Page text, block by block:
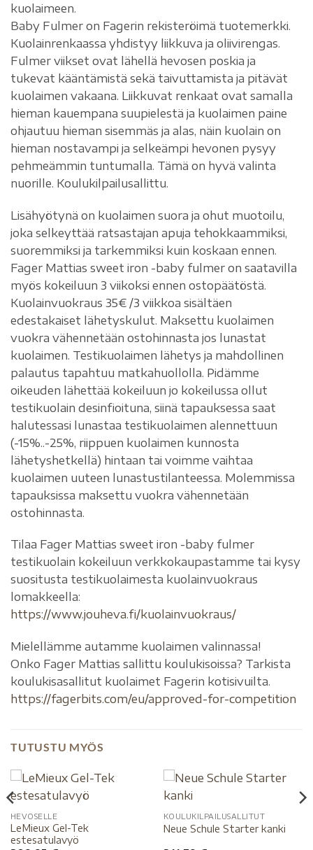
kuolaimeen.
Baby Fulmer on Fagerin rekisteröimä tuotemerkki.
Kuolainrenkaassa yhdistyy liikkuva ja oliivirengas.
Fulmer viikset ovat lähellä hevosen poskia ja
tukevat kääntämistä sekä taivuttamista ja pitävät
kuolaimen vakaana. Liikkuvat renkaat ovat samalla
hieman kauempana suupielestä ja kuolaimen paine
ohjautuu hieman sisemmäs ja alas, näin kuolain on
hieman nostavampi ja selkeämpi hevonen pysyy
pehmeämmin tuntumalla. Tämä on hyvä valinta
nuorille. Koulukilpailusallittu.
Lisähyötynä on kuolaimen suora ja ohut muotoilu,
joka selkeyttää ratsastajan apuja tehokkaammiksi,
suoremmiksi ja tarkemmiksi kuin koskaan ennen.
Fager Mattias sweet iron -baby fulmer on saatavilla
myös kokeiluun 3 viikoksi ennen ostopäätöstä.
Kuolainvuokraus 35€ /3 viikkoa sisältäen
edestakaiset lähetyskulut. Maksettu kuolaimen
vuokra vähennetään ostohinnasta jos lunastat
kuolaimen. Testikuolaimen lähetys ja mahdollinen
palautus tapahtuu matkahuollolla. Pidämme
oikeuden lähettää kokeiluun jo kokeilussa ollut
testikuolain desinfioituna, siinä tapauksessa saat
halutessasi lunastaa testikuolaimen alennettuun
(-15%..-25%, riippuen kuolaimen kunnosta
lähetyshetkellä) hintaan tai voimme vaihtaa
kuolaimen uuteen lunastustilanteessa. Molemmissa
tapauksissa maksettu vuokra vähennetään
ostohinnasta.
Tilaa Fager Mattias sweet iron -baby fulmer
testikuolain kokeiluun verkkokaupastamme tai kysy
suositusta testikuolaimesta kuolainvuokraus
lomakkeella:
https://www.jouheva.fi/kuolainvuokraus/
Mielellämme autamme kuolaimen valinnassa!
Onko Fager Mattias sallittu koulukisoissa? Tarkista
koulukisasallitut kuolaimet Fagerin kotisivuilta.
https://fagerbits.com/eu/approved-for-competition
TUTUSTU MYÖS
HEVOSELLE
LeMieux Gel-Tek
estesatulavyö
KOULUKILPAILUSALLITUT
Neue Schule Starter kanki